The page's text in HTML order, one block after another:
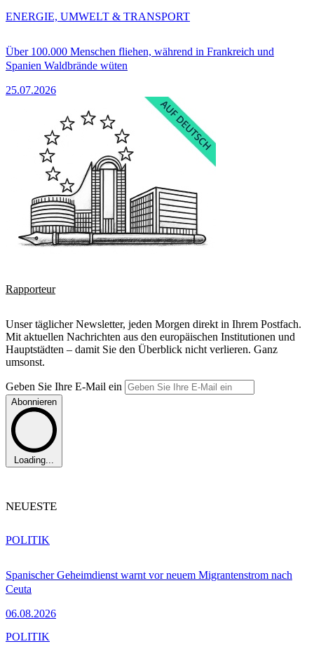
Über 100.000 Menschen fliehen, während in Frankreich und
Spanien Waldbrände wüten
25.07.2026
ENERGIE, UMWELT & TRANSPORT
Rapporteur
Unser täglicher Newsletter, jeden Morgen direkt in Ihrem Postfach.
Mit aktuellen Nachrichten aus den europäischen Institutionen und
Hauptstädten – damit Sie den Überblick nicht verlieren. Ganz
umsonst.
Geben Sie Ihre E-Mail ein
Abonnieren
Loading...
NEUESTE
Spanischer Geheimdienst warnt vor neuem Migrantenstrom nach
Ceuta
06.08.2026
POLITIK
POLITIK